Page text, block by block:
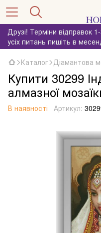
Друзі! Терміни відправок
усіх питань пишіть в
Каталог Діамантова
Купити 30299
алмазної
В наявності Артикул: